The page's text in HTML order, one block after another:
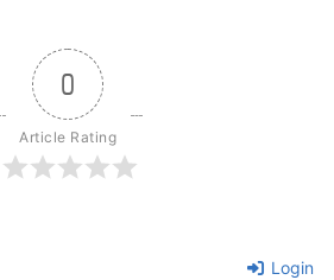
0
Article Rating
Login